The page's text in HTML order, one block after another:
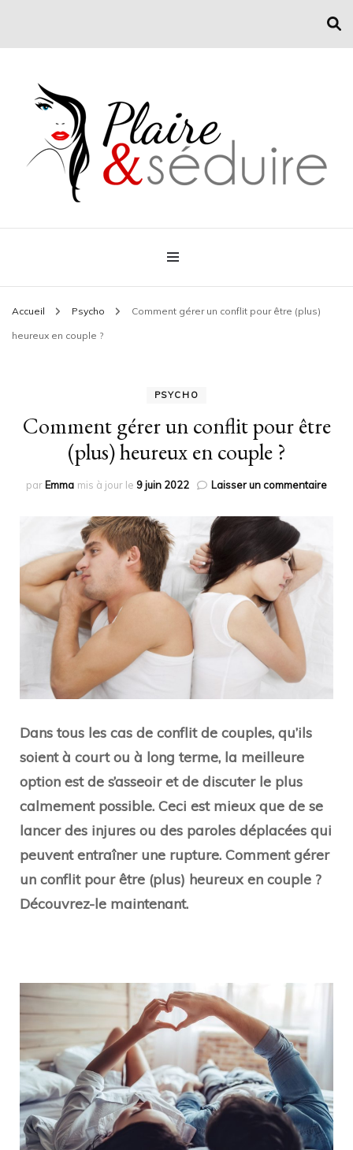
Plaire & Séduire
Conseil mode et séduction
Accueil Psycho Comment gérer un conflit pour être (plus)
heureux en couple ?
PSYCHO
Comment gérer un conflit pour être
(plus) heureux en couple ?
par Emma mis à jour le 9 juin 2022 Laisser un commentairesur
Dans tous les cas de conflit de couples, qu’ils
soient à court ou à long terme, la meilleure
option est de s’asseoir et de discuter le plus
calmement possible. Ceci est mieux que de se
lancer des injures ou des paroles déplacées qui
peuvent entraîner une rupture. Comment gérer
un conflit pour être (plus) heureux en couple ?
Découvrez-le maintenant.